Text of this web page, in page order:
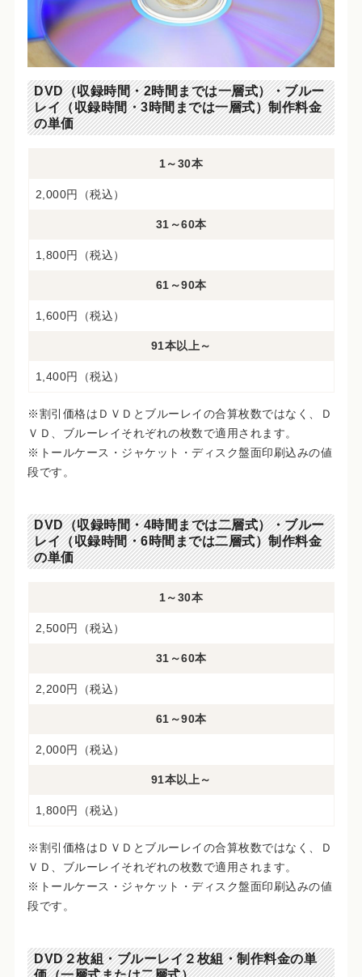
DVD（収録時間・2時間までは一層式）・ブルー
レイ（収録時間・3時間までは一層式）制作料金
の単価
1～30本
2,000円（税込）
31～60本
1,800円（税込）
61～90本
1,600円（税込）
91本以上～
1,400円（税込）
※割引価格はＤＶＤとブルーレイの合算枚数ではなく、Ｄ
ＶＤ、ブルーレイそれぞれの枚数で適用されます。
※トールケース・ジャケット・ディスク盤面印刷込みの値
段です。
DVD（収録時間・4時間までは二層式）・ブルー
レイ（収録時間・6時間までは二層式）制作料金
の単価
1～30本
2,500円（税込）
31～60本
2,200円（税込）
61～90本
2,000円（税込）
91本以上～
1,800円（税込）
※割引価格はＤＶＤとブルーレイの合算枚数ではなく、Ｄ
ＶＤ、ブルーレイそれぞれの枚数で適用されます。
※トールケース・ジャケット・ディスク盤面印刷込みの値
段です。
DVD２枚組・ブルーレイ２枚組・制作料金の単